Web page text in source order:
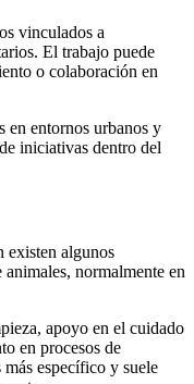
vinculados a
El trabajo puede
o colaboración en
en entornos urbanos y
iniciativas dentro del
existen algunos
normalmente en
apoyo en el cuidado
en procesos de
específico y suele